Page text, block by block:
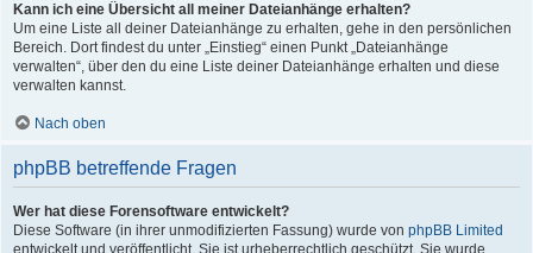
Kann ich eine Übersicht all meiner Dateianhänge erhalten?
Um eine Liste all deiner Dateianhänge zu erhalten, gehe in den persönlichen
Bereich. Dort findest du unter „Einstieg“ einen Punkt „Dateianhänge
verwalten“, über den du eine Liste deiner Dateianhänge erhalten und diese
verwalten kannst.
Nach oben
phpBB betreffende Fragen
Wer hat diese Forensoftware entwickelt?
Diese Software (in ihrer unmodifizierten Fassung) wurde von phpBB Limited
entwickelt und veröffentlicht. Sie ist urheberrechtlich geschützt. Sie wurde